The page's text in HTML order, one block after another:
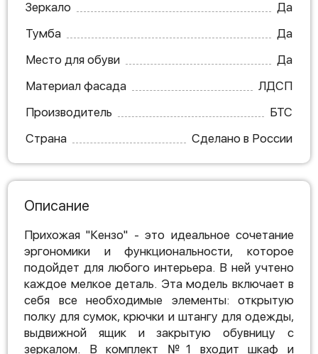
Зеркало
Да
Тумба
Да
Место для обуви
Да
Материал фасада
ЛДСП
Производитель
БТС
Страна
Сделано в России
Описание
Прихожая "Кензо" - это идеальное сочетание
эргономики и функциональности, которое
подойдет для любого интерьера. В ней учтено
каждое мелкое деталь. Эта модель включает в
себя все необходимые элементы: открытую
полку для сумок, крючки и штангу для одежды,
выдвижной ящик и закрытую обувницу с
зеркалом. В комплект №1 входит шкаф и